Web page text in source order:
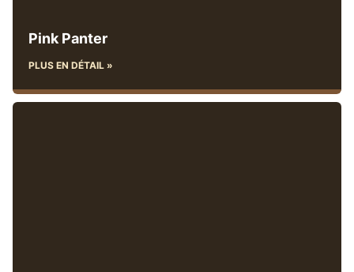
Pink Panter
PLUS EN DÉTAIL »